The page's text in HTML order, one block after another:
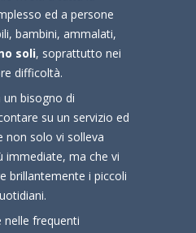
ed a persone
bambini, ammalati,
soli, soprattutto nei
difficoltà.
bisogno di
su un servizio ed
non solo vi solleva
immediate, ma che vi
brillantemente i piccoli
nelle frequenti